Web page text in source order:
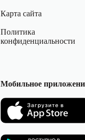
Карта сайта
Политика
конфиденциальности
Мобильное